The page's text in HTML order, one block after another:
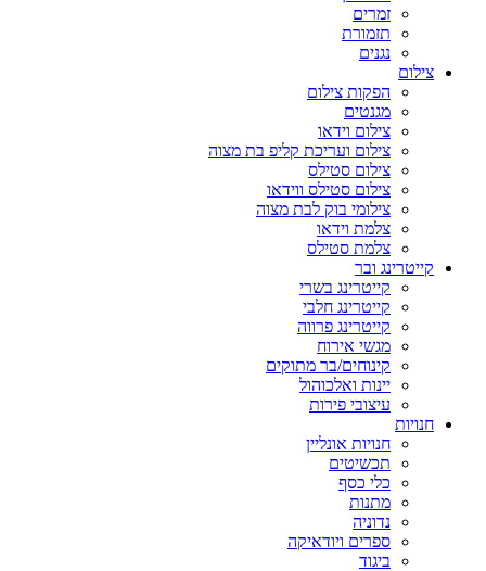
זמרים
תזמורת
נגנים
צילום
הפקות צילום
מגנטים
צילום וידאו
צילום ועריכת קליפ בת מצוה
צילום סטילס
צילום סטילס ווידאו
צילומי בוק לבת מצוה
צלמת וידאו
צלמת סטילס
קייטרינג ובר
קייטרינג בשרי
קייטרינג חלבי
קייטרינג פרווה
מגשי אירוח
קינוחים/בר מתוקים
יינות ואלכוהול
עיצובי פירות
חנויות
חנויות אונליין
תכשיטים
כלי כסף
מתנות
נדוניה
ספרים ויודאיקה
ביגוד